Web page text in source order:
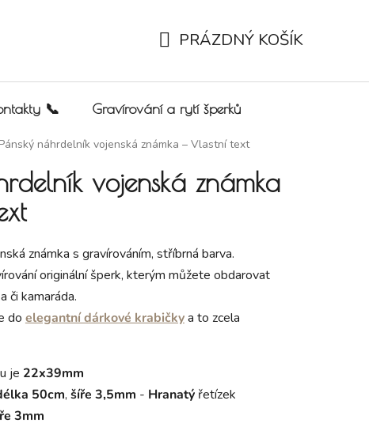
PRÁZDNÝ KOŠÍK
📞 Gravírování a rytí šperků
Pánský náhrdelník vojenská známka – Vlastní text
vojenská známka
známka s gravírováním, stříbrná barva.
originální šperk, kterým můžete obdarovat
či kamaráda.
do elegantní dárkové krabičkya to zcela
je 22x39mm
50cm, šíře 3,5mm - Hranatý řetízek
3mm